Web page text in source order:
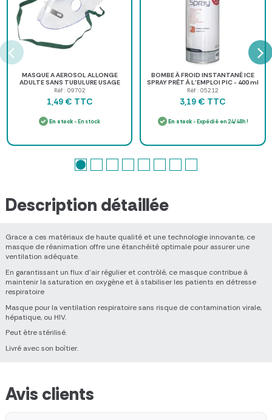
MASQUE A AEROSOL ALLONGE
ADULTE SANS TUBULURE USAGE
UNIQUE - à l'unité
Réf : 09702
1,49 € TTC
En stock - En stock
BOMBE À FROID INSTANTANÉ ICE
SPRAY PRÊT À L'EMPLOI PIC - 400 ml
Réf : 05212
3,19 € TTC
En stock- Expédié en 24/48h !
Description détaillée
Grace a ces matériaux de haute qualité et une technologie innovante, ce
masque de réanimation offre une étanchéité optimale pour assurer une
ventilation adéquate.
En garantissant un flux d'air régulier et contrôlé, ce masque contribue à
maintenir la saturation en oxygène et à stabiliser les patients en détresse
respiratoire
Masque pour la ventilation respiratoire sans risque de contamination virale,
hépatique, ou HIV.
Peut être stérilisé.
Livré avec son boîtier.
Avis clients